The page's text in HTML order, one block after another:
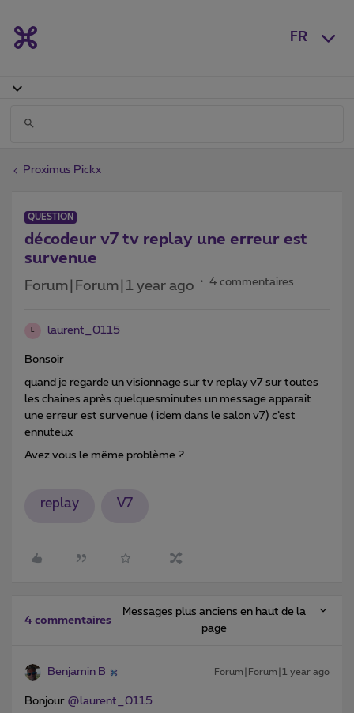
FR
Proximus Pickx
QUESTION
décodeur v7 tv replay une erreur est
survenue
Forum|Forum|1 year ago 4 commentaires
L laurent_0115
Bonsoir
quand je regarde un visionnage sur tv replay v7 sur toutes
les chaines après quelquesminutes un message apparait
une erreur est survenue ( idem dans le salon v7) c’est
ennuteux
Avez vous le même problème ?
replay V7
4 commentaires
Messages plus anciens en haut de la
page
Benjamin B Forum|Forum|1 year ago
Bonjour @laurent_0115